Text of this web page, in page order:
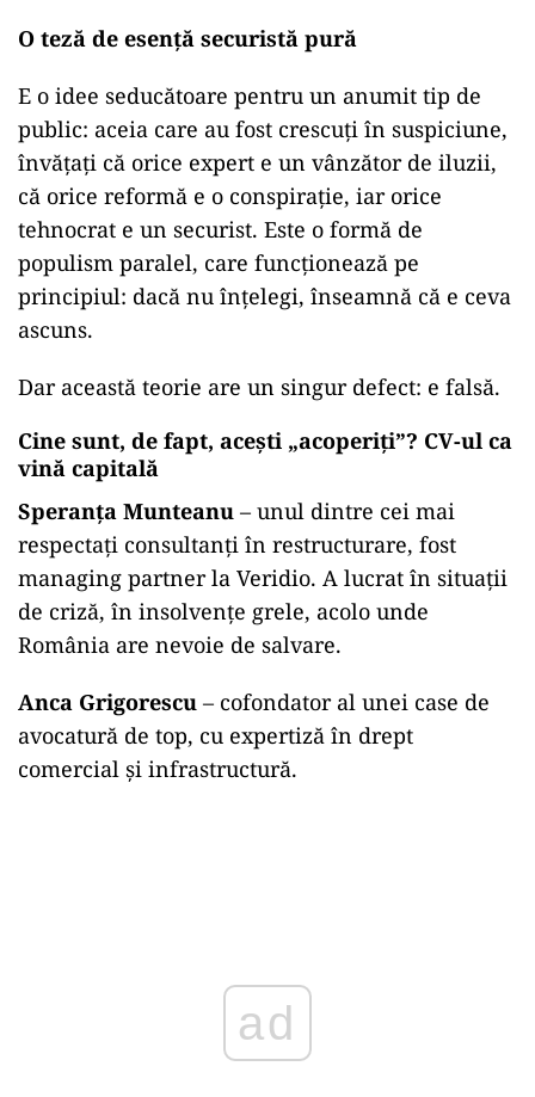
O teză de esență securistă pură
E o idee seducătoare pentru un anumit tip de
public: aceia care au fost crescuți în suspiciune,
învățați că orice expert e un vânzător de iluzii,
că orice reformă e o conspirație, iar orice
tehnocrat e un securist. Este o formă de
populism paralel, care funcționează pe
principiul: dacă nu înțelegi, înseamnă că e ceva
ascuns.
Dar această teorie are un singur defect: e falsă.
Cine sunt, de fapt, acești „acoperiți”? CV-ul ca
vină capitală
Speranţa Munteanu – unul dintre cei mai
respectaţi consultanţi în restructurare, fost
managing partner la Veridio. A lucrat în situații
de criză, în insolvențe grele, acolo unde
România are nevoie de salvare.
Anca Grigorescu – cofondator al unei case de
avocatură de top, cu expertiză în drept
comercial și infrastructură.
ad